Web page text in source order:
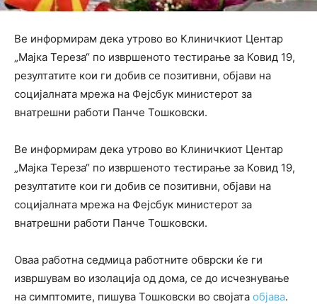
Ве информирам дека утрово во Клиничкиот Центар
„Мајка Тереза“ по извршеното тестирање за Ковид 19,
резултатите кои ги добив се позитивни, објави на
социјалната мрежа на Фејсбук министерот за
внатрешни работи Панче Тошковски.
Ве информирам дека утрово во Клиничкиот Центар
„Мајка Тереза“ по извршеното тестирање за Ковид 19,
резултатите кои ги добив се позитивни, објави на
социјалната мрежа на Фејсбук министерот за
внатрешни работи Панче Тошковски.
Оваа работна седмица работните обврски ќе ги
извршувам во изолација од дома, се до исчезнување
на симптомите, пишува Тошковски во својата објава.